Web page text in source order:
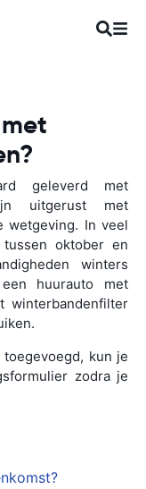
geleverd met
uitgerust met
wetgeving. In veel
oktober en
winters
huurauto met
winterbandenfilter
kun je
zodra je